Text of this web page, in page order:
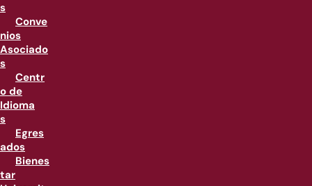
s
Conve
nios
Asociado
s
Centr
o de
Idioma
s
Egres
ados
Bienes
tar